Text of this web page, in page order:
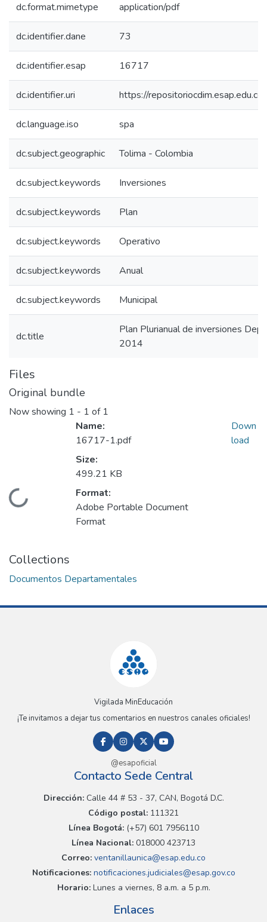
dc.format.mimetype application/pdf
dc.identifier.dane 73
dc.identifier.esap 16717
dc.identifier.uri https://
dc.language.iso spa
dc.subject.geographic Tolima - Colombia
dc.subject.keywords Inversiones
dc.subject.keywords Plan
dc.subject.keywords Operativo
dc.subject.keywords Anual
dc.subject.keywords Municipal
dc.title
Plan Plurianual de inversiones
2014
Files
Original bundle
Now showing 1 - 1 of 1
Loading...
Name:
16717-1.pdf
Size:
499.21 KB
Format:
Adobe Portable Document
Format
Down
load
Collections
Documentos Departamentales
Vigilada MinEducación
¡Te invitamos a dejar tus comentarios en nuestros canales oficiales!
@esapoficial
Contacto Sede Central
Dirección:Calle 44 # 53 - 37, CAN, Bogotá D.C.
Código postal: 111321
Línea Bogotá:(+57) 601 7956110
Línea Nacional: 018000 423713
Correo: ventanillaunica@esap.edu.co
Notificaciones:notificaciones.judiciales@esap.gov.co
Horario:Lunes a viernes, 8 a.m. a 5 p.m.
Enlaces